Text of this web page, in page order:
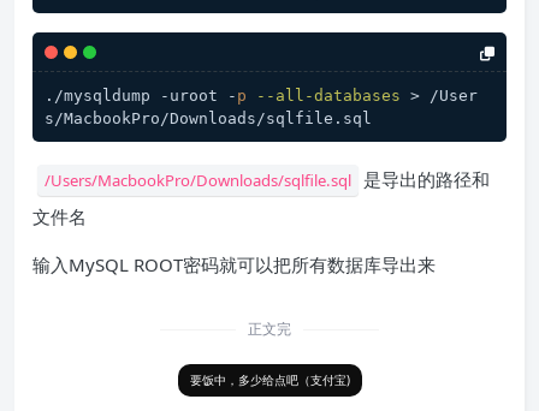
./mysqldump -uroot - p --all-databases > /User
s/MacbookPro/Downloads/sqlfile .sql
/Users/MacbookPro/Downloads/sqlfile.sql
是导出的路径和
文件名
输入MySQL ROOT密码就可以把所有数据库导出来
正文完
要饭中，多少给点吧（支付宝)